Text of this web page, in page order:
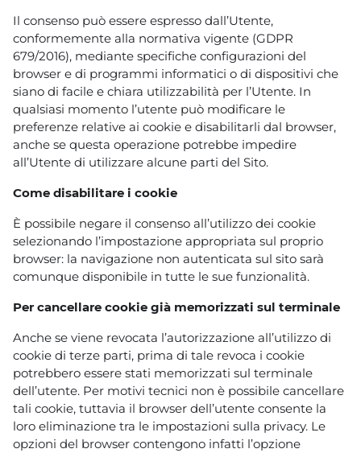
Il consenso può essere espresso dall’Utente,
conformemente alla normativa vigente (GDPR
679/2016), mediante specifiche configurazioni del
browser e di programmi informatici o di dispositivi che
siano di facile e chiara utilizzabilità per l’Utente. In
qualsiasi momento l’utente può modificare le
preferenze relative ai cookie e disabilitarli dal browser,
anche se questa operazione potrebbe impedire
all’Utente di utilizzare alcune parti del Sito.
Come disabilitare i cookie
È possibile negare il consenso all’utilizzo dei cookie
selezionando l’impostazione appropriata sul proprio
browser: la navigazione non autenticata sul sito sarà
comunque disponibile in tutte le sue funzionalità.
Per cancellare cookie già memorizzati sul terminale
Anche se viene revocata l’autorizzazione all’utilizzo di
cookie di terze parti, prima di tale revoca i cookie
potrebbero essere stati memorizzati sul terminale
dell’utente. Per motivi tecnici non è possibile cancellare
tali cookie, tuttavia il browser dell’utente consente la
loro eliminazione tra le impostazioni sulla privacy. Le
opzioni del browser contengono infatti l’opzione